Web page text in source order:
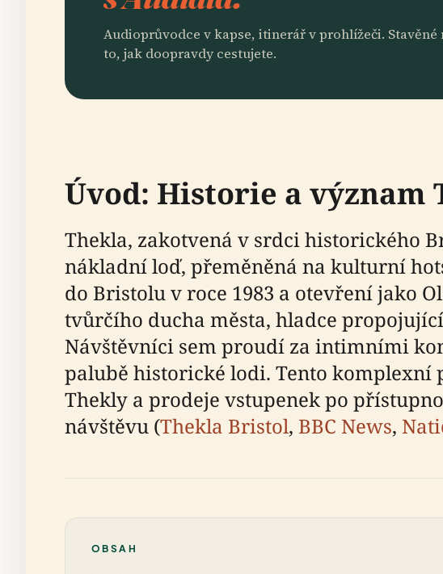
Audioprůvodce v kapse, itinerář v prohlížeči. Stavěné
to, jak doopravdy cestujete.
Úvod: Historie a význam
Thekla, zakotvená v srdci historického
nákladní loď, přeměněná na kulturní
do Bristolu v roce 1983 a otevření jako
tvůrčího ducha města, hladce
Návštěvníci sem proudí za intimními
palubě historické lodi. Tento komplexní
Thekly a prodeje vstupenek po
návštěvu (Thekla Bristol, BBC News,
OBSAH